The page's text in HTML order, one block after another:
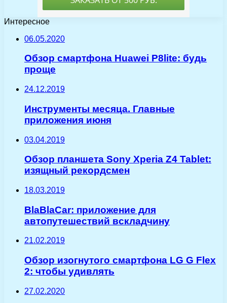
Интересное
06.05.2020
Обзор смартфона Huawei P8lite: будь
проще
24.12.2019
Инструменты месяца. Главные
приложения июня
03.04.2019
Обзор планшета Sony Xperia Z4 Tablet:
изящный рекордсмен
18.03.2019
BlaBlaCar: приложение для
автопутешествий вскладчину
21.02.2019
Обзор изогнутого смартфона LG G Flex
2: чтобы удивлять
27.02.2020